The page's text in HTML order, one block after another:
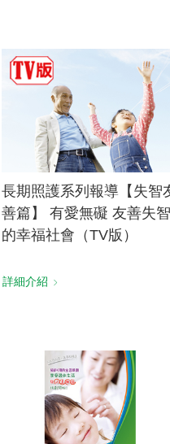
長期照護系列報導【失智
善篇】 有愛無礙 友善失
的幸福社會（TV版）
詳細介紹